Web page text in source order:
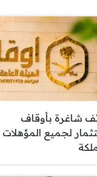
شاغرة بأوقاف
لجميع المؤهلات